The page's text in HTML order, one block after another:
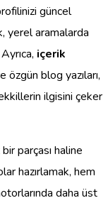
güncel
yerel aramalarda
içerik
blog yazıları,
ilgisini çeker
parçası haline
hazırlamak, hem
daha üst